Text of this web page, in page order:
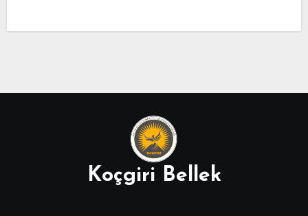
Koçgiri Bellek